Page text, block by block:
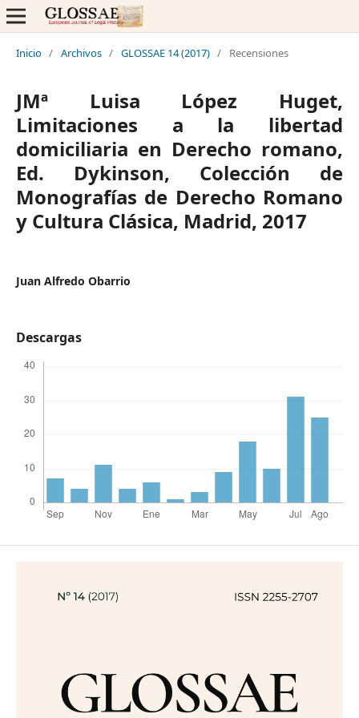
Inicio / Archivos / GLOSSAE 14 (2017) / Recensiones
JMª Luisa López Huget,
Limitaciones a la libertad
domiciliaria en Derecho romano,
Ed. Dykinson, Colección de
Monografías de Derecho Romano
y Cultura Clásica, Madrid, 2017
Juan Alfredo Obarrio
Descargas